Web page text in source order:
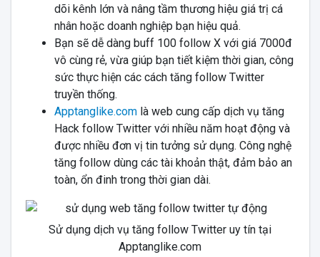
dõi kênh lớn và nâng tầm thương hiệu giá trị cá
nhân hoặc doanh nghiệp bạn hiệu quả.
Bạn sẽ dễ dàng buff 100 follow X với giá 7000đ
vô cùng rẻ, vừa giúp bạn tiết kiệm thời gian, công
sức thực hiện các cách tăng follow Twitter
truyền thống.
Apptanglike.comlà web cung cấp dịch vụ tăng
Hack follow Twitter với nhiều năm hoạt động và
được nhiều đơn vị tin tưởng sử dụng. Công nghệ
tăng follow dùng các tài khoản thật, đảm bảo an
toàn, ổn đinh trong thời gian dài.
Sử dụng dịch vụ tăng follow Twitter uy tín tại
Apptanglike.com